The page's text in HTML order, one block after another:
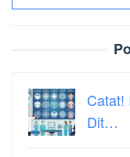
Catat!
Dit…